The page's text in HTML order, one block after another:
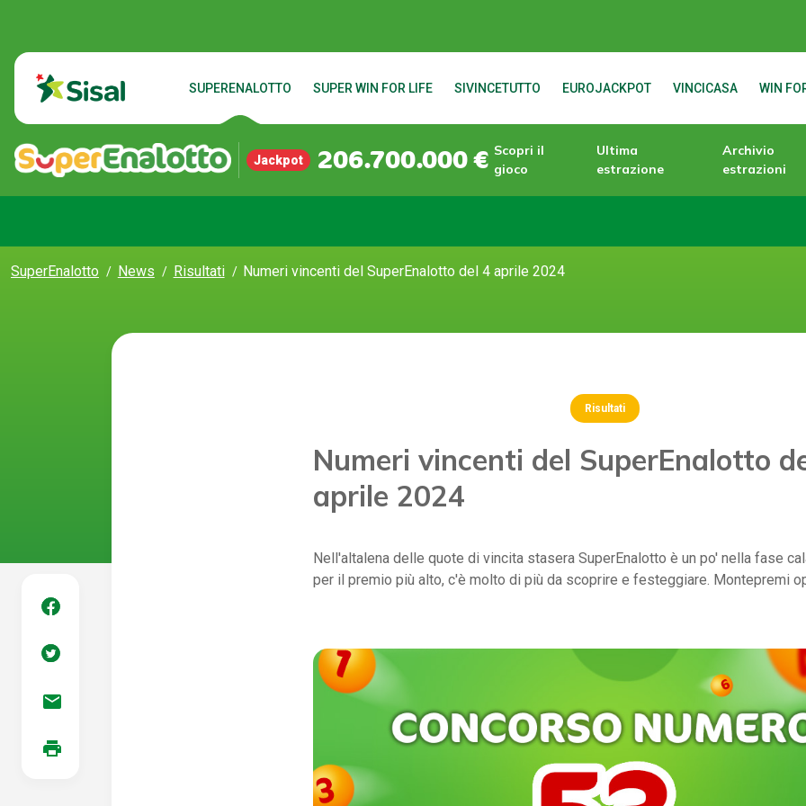
SUPERENALOTTO SUPER WIN FOR LIFE SIVINCETUTTO EUROJACKPOT VINCICASA WIN
Jackpot 206.700.000 € Scopri il
gioco
Ultima
estrazione
Archivio
estrazioni
SuperEnalotto News Risultati Numeri vincenti del SuperEnalotto del 4 aprile 2024
mail
print
Risultati
Numeri vincenti del SuperEnalotto
aprile 2024
Nell'altalena delle quote di vincita stasera SuperEnalotto è un po' nella fase
per il premio più alto, c'è molto di più da scoprire e festeggiare. Montepremi